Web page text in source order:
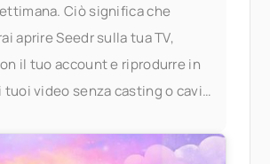
Ciò significa che
aprire Seedr sulla tua TV,
il tuo account e riprodurre in
tuoi video senza casting o cavi.